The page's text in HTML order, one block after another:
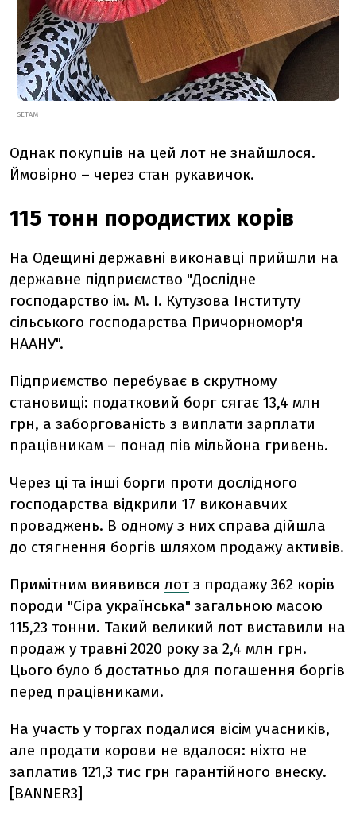
SETAM
Однак покупців на цей лот не знайшлося.
Ймовірно – через стан рукавичок.
115 тонн породистих корів
На Одещині державні виконавці прийшли на
державне підприємство "Дослідне
господарство ім. М. І. Кутузова Інституту
сільського господарства Причорномор'я
НААНУ".
Підприємство перебуває в скрутному
становищі: податковий борг сягає 13,4 млн
грн, а заборгованість з виплати зарплати
працівникам – понад пів мільйона гривень.
Через ці та інші борги проти дослідного
господарства відкрили 17 виконавчих
проваджень. В одному з них справа дійшла
до стягнення боргів шляхом продажу активів.
Примітним виявився лотз продажу 362 корів
породи "Сіра українська" загальною масою
115,23 тонни. Такий великий лот виставили на
продаж у травні 2020 року за 2,4 млн грн.
Цього було б достатньо для погашення боргів
перед працівниками.
На участь у торгах подалися вісім учасників,
але продати корови не вдалося: ніхто не
заплатив 121,3 тис грн гарантійного внеску.
[BANNER3]